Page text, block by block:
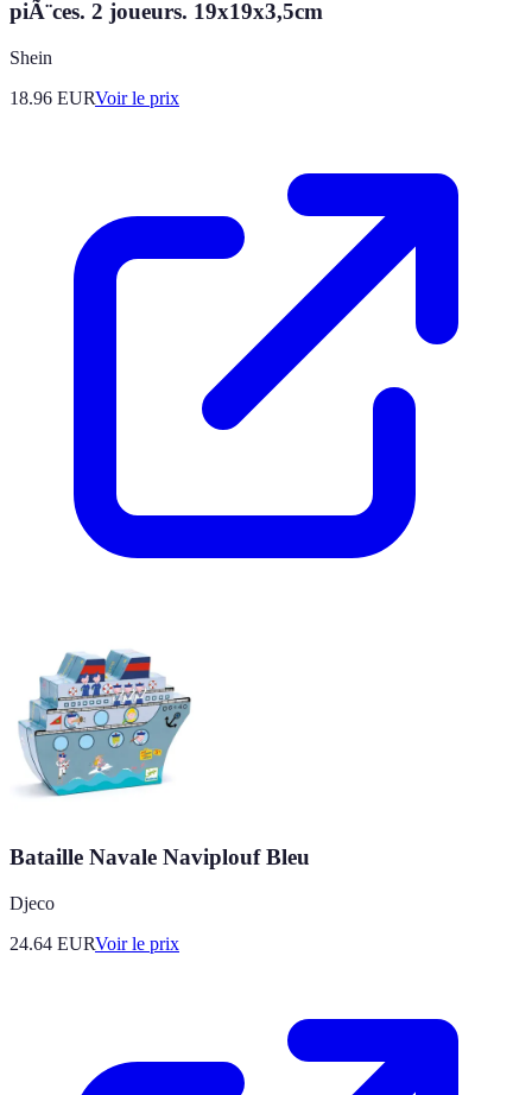
piÃ¨ces. 2 joueurs. 19x19x3,5cm
Shein
18.96 EURVoir le prix
Bataille Navale Naviplouf Bleu
Djeco
24.64 EURVoir le prix